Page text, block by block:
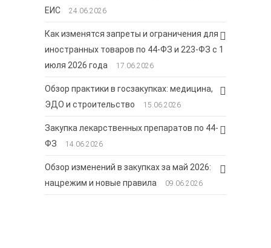
ЕИС
24.06.2026
Как изменятся запреты и ограничения для
иностранных товаров по 44-ФЗ и 223-ФЗ с 1
июля 2026 года
17.06.2026
Обзор практики в госзакупках: медицина,
ЭДО и строительство
15.06.2026
Закупка лекарственных препаратов по 44-
ФЗ
14.06.2026
Обзор изменений в закупках за май 2026:
нацрежим и новые правила
09.06.2026